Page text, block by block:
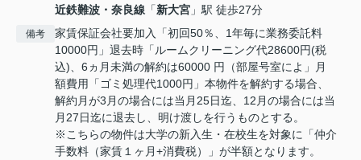
近鉄難波・奈良線 「新大宮 」駅 徒歩27分
備考
家賃保証会社要加入「初回50％、1年毎に業務委託料
10000円」退去時「ルームクリーニング代28600円(税
込)、6ヵ月未満の解約は60000 円（部屋号室によ」月
額費用「ゴミ処理代1000円」本物件を解約する場合、
解約月が3月の場合には当月25日迄、12月の場合には当
月27日迄に退去し、明け渡しを行うものとする。
※こちらの物件は大学の新入生・在校生を対象に「仲介
手数料（家賃１ヶ月+消費税）」が半額となります。